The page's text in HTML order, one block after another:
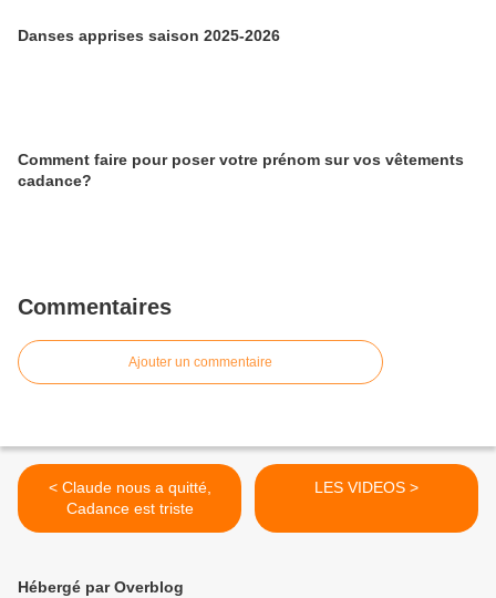
Danses apprises saison 2025-2026
Comment faire pour poser votre prénom sur vos vêtements
cadance?
Commentaires
Ajouter un commentaire
< Claude nous a quitté,
Cadance est triste
LES VIDEOS >
Hébergé par Overblog